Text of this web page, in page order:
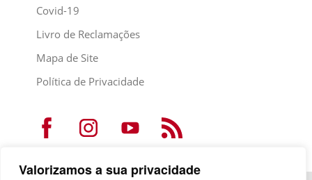
Valorizamos a sua privacidade
Covid-19
Livro de Reclamações
Mapa de Site
Política de Privacidade